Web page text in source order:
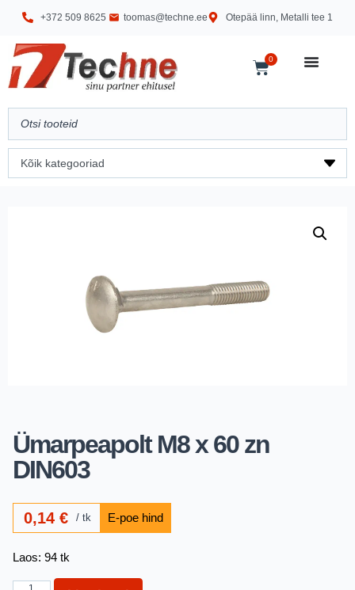
+372 509 8625 toomas@techne.ee Otepää linn, Metalli tee 1
0
Ümarpeapolt M8 x 60 zn
DIN603
0,14€ tk
Laos: 94 tk